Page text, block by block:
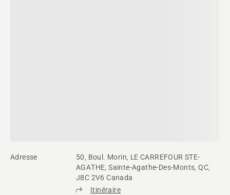
Adresse
50, Boul. Morin, LE CARREFOUR STE-
AGATHE, Sainte-Agathe-Des-Monts, QC,
J8C 2V6 Canada
Itinéraire